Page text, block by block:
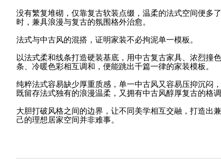
没有繁复堆砌，仅靠复古软装点缀，温柔的法式空间便多
时，兼具浪漫与复古的氛围格外治愈。
法式与中古风的混搭，证明家装不必拘泥单一模板。
以法式柔和线条打造硬装基底，用中古复古家具、浓烈撞
条、冷暖色彩相互调和，便能跳出千篇一律的家装模板。
纯粹法式容易缺少厚重质感，单一中古风又容易压抑沉闷
既留存法式独有的浪漫温柔，又拥有中古风醇厚复古的格
大胆打破风格之间的边界，让不同美学相互交融，打造出
己的理想居家空间并非难事。